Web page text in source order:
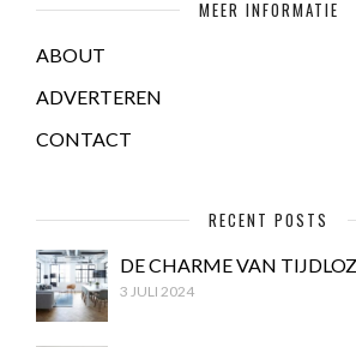
MEER INFORMATIE
ABOUT
ADVERTEREN
CONTACT
RECENT POSTS
DE CHARME VAN
3 JULI 2024